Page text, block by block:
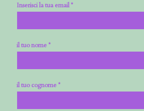
Inserisci la tua email *
il tuo nome *
il tuo cognome *